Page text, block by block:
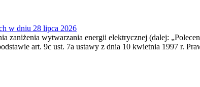
w dniu 28 lipca 2026
zaniżenia wytwarzania energii elektrycznej (dalej:
art. 9c ust. 7a ustawy z dnia 10 kwietnia 1997 r.